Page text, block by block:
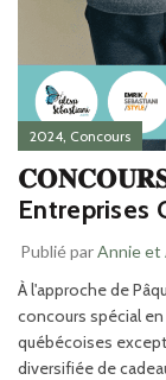
2024, Concours
𝐂𝐎𝐍𝐂𝐎𝐔𝐑𝐒
Entreprises
Publié parAnnie et
À l'approche de
concours spécial
québécoises
diversifiée de